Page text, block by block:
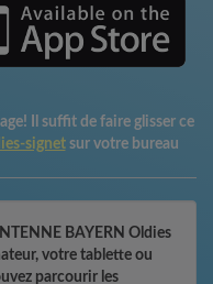
Il suffit de faire glisser ce
signet sur votre bureau
BAYERN Oldies
votre tablette ou
parcourir les